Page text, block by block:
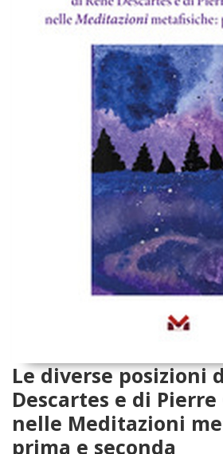
Le diverse posizioni
Descartes e di Pierre
nelle Meditazioni
prima e seconda